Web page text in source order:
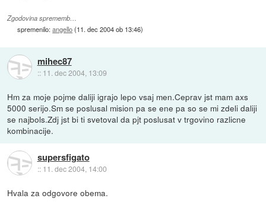
Zgodovina sprememb…
spremenilo:angello(11. dec 2004 ob 13:46)
mihec87
:: 11. dec 2004, 13:09
Hm za moje pojme daliji igrajo lepo vsaj men.Ceprav jst mam axs
5000 serijo.Sm se poslusal mision pa se ene pa so se mi zdeli daliji
se najbols.Zdj jst bi ti svetoval da pjt poslusat v trgovino razlicne
kombinacije.
supersfigato
:: 11. dec 2004, 14:00
Hvala za odgovore obema.